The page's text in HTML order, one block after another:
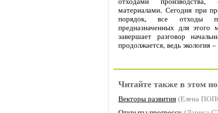
материалами. Сегодня при
порядок, все отходы
предназначенных для
завершает разговор
продолжается, ведь экология –
Читайте также в этом
Векторы развития (Елена